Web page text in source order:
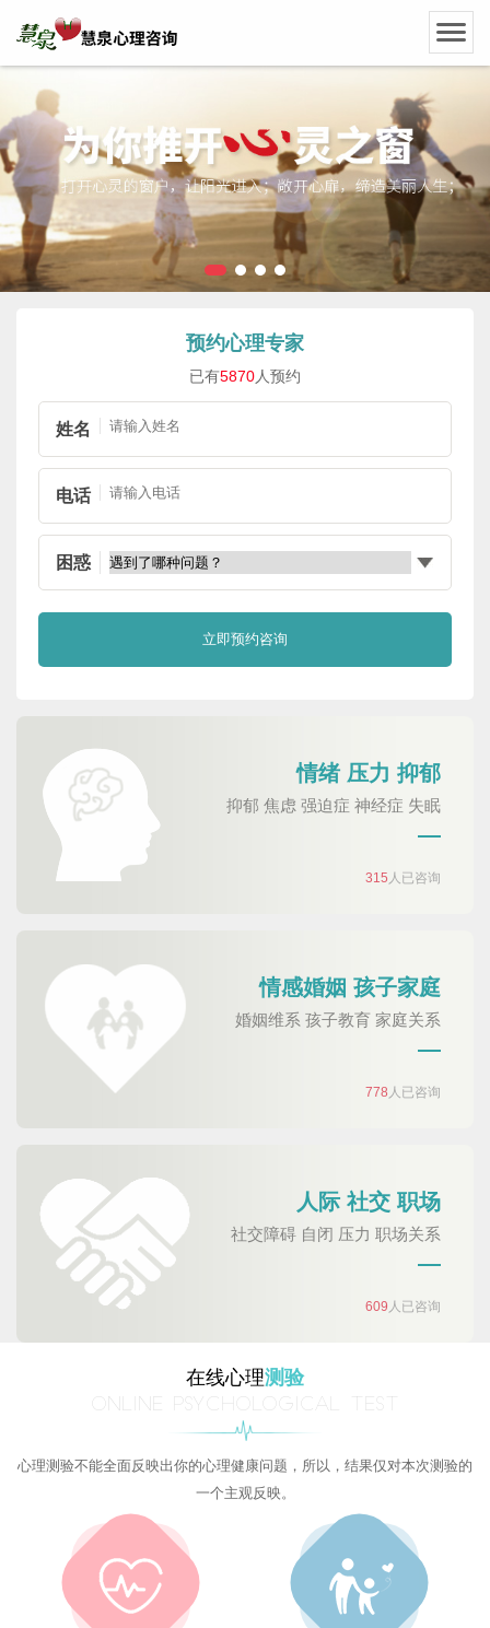
预约心理专家
已有5870人预约
姓名
电话
困惑
情绪 压力 抑郁
抑郁 焦虑 强迫症 神经症 失眠
315 人已咨询
情感婚姻 孩子家庭
婚姻维系 孩子教育 家庭关系
778 人已咨询
人际 社交 职场
社交障碍 自闭 压力 职场关系
609 人已咨询
在线心理测验
ONLINE PSYCHOLOGICAL TEST
心理测验不能全面反映出你的心理健康问题，所以，结果仅对本次测验的
一个主观反映。